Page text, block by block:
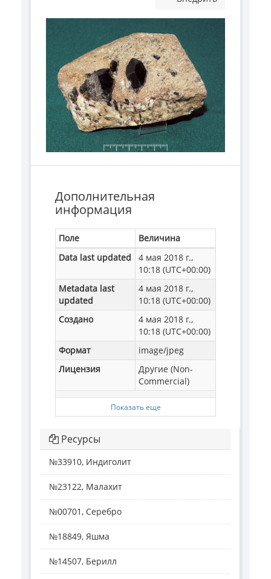
Дополнительная
информация
Поле
Величина
Data last updated
4 мая 2018 г.,
10:18 (UTC+00:00)
Metadata last
updated
4 мая 2018 г.,
10:18 (UTC+00:00)
Создано
4 мая 2018 г.,
10:18 (UTC+00:00)
Формат
image/jpeg
Лицензия
Другие (Non-
Commercial)
Показать еще
Ресурсы
№33910, Индиголит
№23122, Малахит
№00701, Серебро
№18849, Яшма
№14507, Берилл